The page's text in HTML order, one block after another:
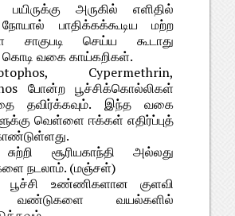
அருகில் எளிதில்
பாதிக்கக்கூடிய மற்ற
சாகுபடி செய்ய கூடாது
கொடி வகை காய்கறிகள்.
Cypermethrin,
போன்ற பூச்சிக்கொல்லிகள்
தவிர்க்கவும். இந்த வகை
வெள்ளை ஈக்கள் எதிர்ப்புத்
சூரியகாந்தி அல்லது
நடலாம். (மஞ்சள்)
உண்ணிகளான குளவி
வண்டுகளை வயல்களில்